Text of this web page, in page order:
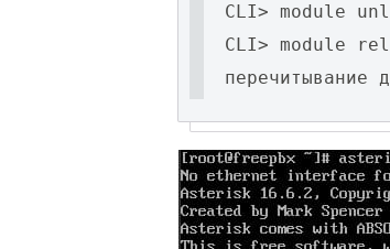
CLI> module
CLI> module
перечитывание